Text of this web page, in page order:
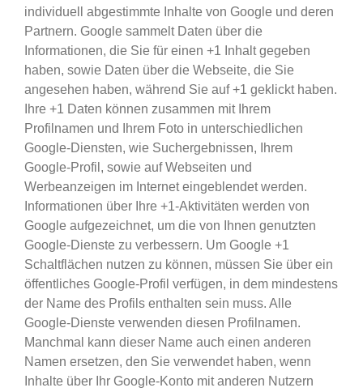
individuell abgestimmte Inhalte von Google und deren
Partnern. Google sammelt Daten über die
Informationen, die Sie für einen +1 Inhalt gegeben
haben, sowie Daten über die Webseite, die Sie
angesehen haben, während Sie auf +1 geklickt haben.
Ihre +1 Daten können zusammen mit Ihrem
Profilnamen und Ihrem Foto in unterschiedlichen
Google-Diensten, wie Suchergebnissen, Ihrem
Google-Profil, sowie auf Webseiten und
Werbeanzeigen im Internet eingeblendet werden.
Informationen über Ihre +1-Aktivitäten werden von
Google aufgezeichnet, um die von Ihnen genutzten
Google-Dienste zu verbessern. Um Google +1
Schaltflächen nutzen zu können, müssen Sie über ein
öffentliches Google-Profil verfügen, in dem mindestens
der Name des Profils enthalten sein muss. Alle
Google-Dienste verwenden diesen Profilnamen.
Manchmal kann dieser Name auch einen anderen
Namen ersetzen, den Sie verwendet haben, wenn
Inhalte über Ihr Google-Konto mit anderen Nutzern